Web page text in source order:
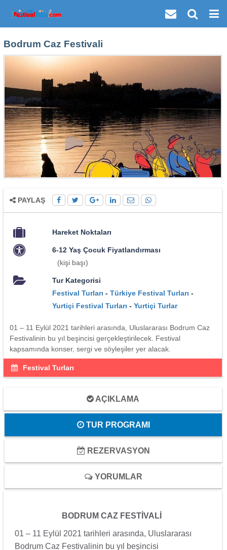
Bodrum Caz Festivali
PAYLAŞ
Hareket Noktaları
6-12 Yaş Çocuk Fiyatlandırması
(kişi başı)
Tur Kategorisi
Festival Turları -Türkiye Festival Turları -
Yurtiçi Festival Turları -Yurtiçi Turlar
01 – 11 Eylül 2021 tarihleri arasında, Uluslararası Bodrum Caz
Festivalinin bu yıl beşincisi gerçekleştirilecek. Festival
kapsamında konser, sergi ve söyleşiler yer alacak.
Festival Turları
AÇIKLAMA
TUR PROGRAMI
REZERVASYON
YORUMLAR
BODRUM CAZ FESTİVALİ
01 – 11 Eylül 2021 tarihleri arasında, Uluslararası
Bodrum Caz Festivalinin bu yıl beşincisi